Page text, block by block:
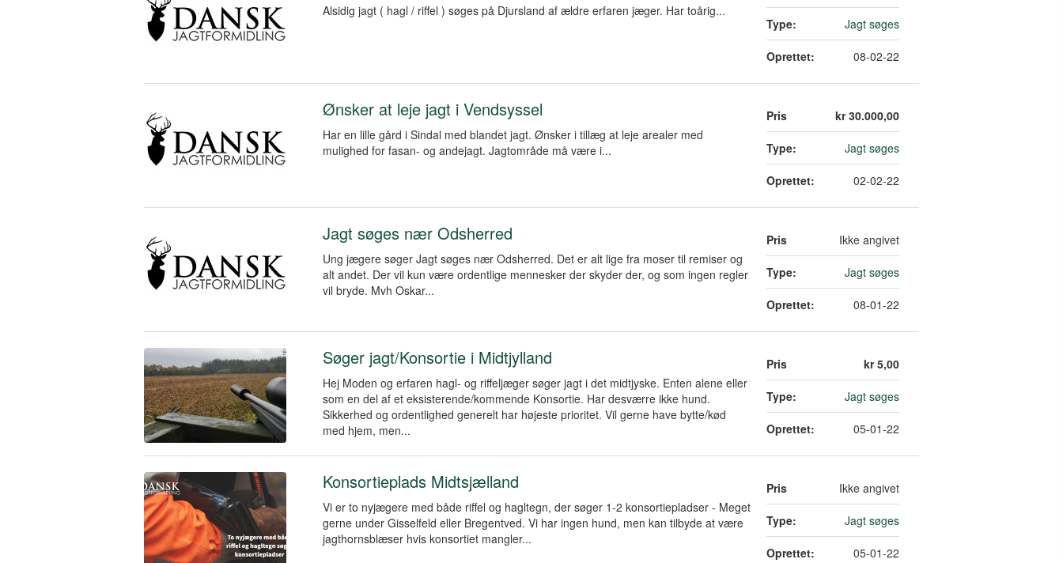
Alsidig jagt ( hagl / riffel ) søges på Djursland af ældre erfaren jæger. Har toårig...
Type: Jagt søges
Oprettet: 08-02-22
Ønsker at leje jagt i Vendsyssel
Har en lille gård i Sindal med blandet jagt. Ønsker i tillæg at leje arealer med
mulighed for fasan- og andejagt. Jagtområde må være i...
Pris kr 30.000,00
Type: Jagt søges
Oprettet: 02-02-22
Jagt søges nær Odsherred
Ung jægere søger Jagt søges nær Odsherred. Det er alt lige fra moser til remiser og
alt andet. Der vil kun være ordentlige mennesker der skyder der, og som ingen regler
vil bryde. Mvh Oskar...
Pris Ikke angivet
Type: Jagt søges
Oprettet: 08-01-22
Søger jagt/Konsortie i Midtjylland
Hej Moden og erfaren hagl- og riffeljæger søger jagt i det midtjyske. Enten alene eller
som en del af et eksisterende/kommende Konsortie. Har desværre ikke hund.
Sikkerhed og ordentlighed generelt har højeste prioritet. Vil gerne have bytte/kød
med hjem, men...
Pris kr 5,00
Type: Jagt søges
Oprettet: 05-01-22
Konsortieplads Midtsjælland
Vi er to nyjægere med både riffel og hagltegn, der søger 1-2 konsortiepladser - Meget
gerne under Gisselfeld eller Bregentved. Vi har ingen hund, men kan tilbyde at være
jagthornsblæser hvis konsortiet mangler...
Pris Ikke angivet
Type: Jagt søges
Oprettet: 05-01-22